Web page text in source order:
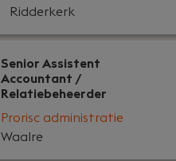
Ridderkerk
Senior Assistent
Accountant /
Relatiebeheerder
Prorisc administratie
Waalre